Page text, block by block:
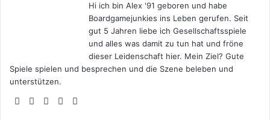
Hi ich bin Alex '91 geboren und habe
Boardgamejunkies ins Leben gerufen. Seit
gut 5 Jahren liebe ich Gesellschaftsspiele
und alles was damit zu tun hat und fröne
dieser Leidenschaft hier. Mein Ziel? Gute
Spiele spielen und besprechen und die Szene beleben und
unterstützen.
Webseite
Facebook
X YouTube